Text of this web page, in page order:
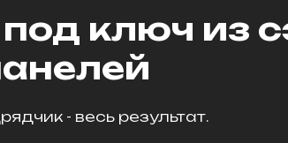
ключ из
- весь результат.